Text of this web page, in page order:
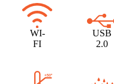
WI-
FI
USB
2.0